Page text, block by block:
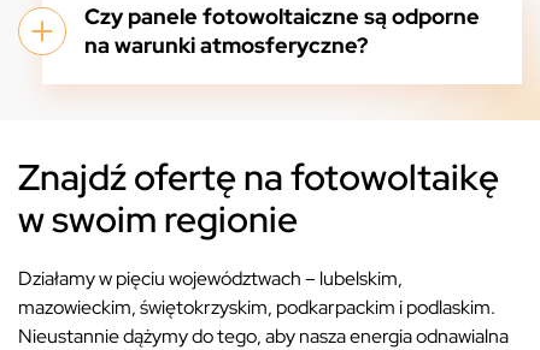
Czy panele fotowoltaiczne są odporne
na warunki atmosferyczne?
Znajdź ofertę na fotowoltaikę
w swoim regionie
Działamy w pięciu województwach – lubelskim,
mazowieckim, świętokrzyskim, podkarpackim i podlaskim.
Nieustannie dążymy do tego, aby nasza energia odnawialna